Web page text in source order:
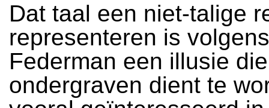
Dat taal een niet-talige
representeren is volgens
Federman een illusie die
ondergraven dient te